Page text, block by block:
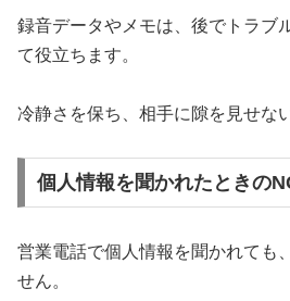
録音データやメモは、後でトラブ
て役立ちます。
冷静さを保ち、相手に隙を見せな
個人情報を聞かれたときの
営業電話で個人情報を聞かれても
せん。